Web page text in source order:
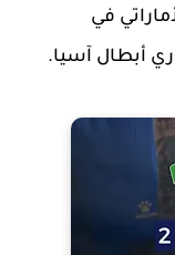
في
أبطال آسيا.